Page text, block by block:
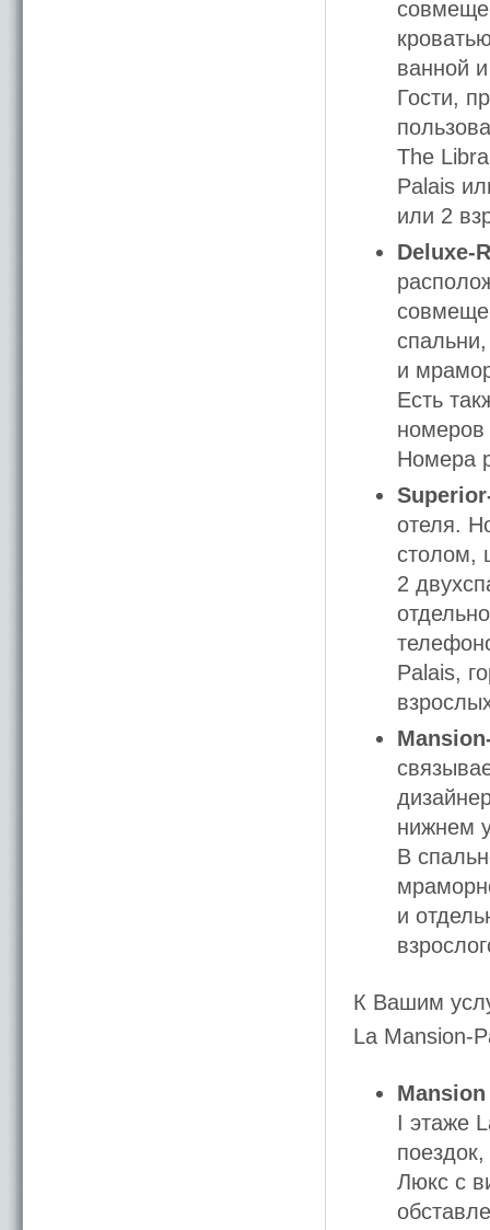
ванной
Гости,
The
Palais
или 2
Deluxe-
и
Есть
номеров
Номера
отеля.
столом,
2
Palais,
нижнем
В
и
К Вашим
La Mansion-
I этаже
Люкс с